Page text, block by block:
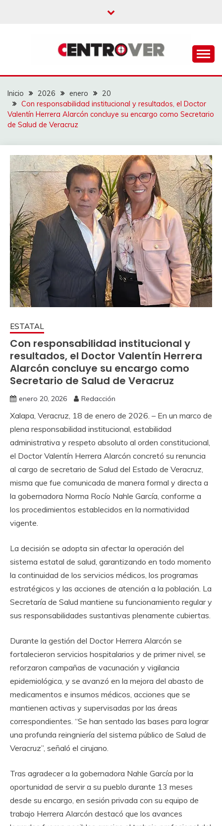
CENTROVER
NOTICIAS
Inicio 2026 enero
20
Con responsabilidad institucional y resultados, el Doctor
Valentín Herrera Alarcón concluye su encargo como Secretario
de Salud de Veracruz
ESTATAL
Con responsabilidad institucional y
resultados, el Doctor Valentín Herrera
Alarcón concluye su encargo como
Secretario de Salud de Veracruz
enero 20, 2026 Redacción
Xalapa, Veracruz, 18 de enero de 2026. – En un marco de
plena responsabilidad institucional, estabilidad
administrativa y respeto absoluto al orden constitucional,
el Doctor Valentín Herrera Alarcón concretó su renuncia
al cargo de secretario de Salud del Estado de Veracruz,
misma que fue comunicada de manera formal y directa a
la gobernadora Norma Rocío Nahle García, conforme a
los procedimientos establecidos en la normatividad
vigente.
La decisión se adopta sin afectar la operación del
sistema estatal de salud, garantizando en todo momento
la continuidad de los servicios médicos, los programas
estratégicos y las acciones de atención a la población. La
Secretaría de Salud mantiene su funcionamiento regular y
sus responsabilidades sustantivas plenamente cubiertas.
Durante la gestión del Doctor Herrera Alarcón se
fortalecieron servicios hospitalarios y de primer nivel, se
reforzaron campañas de vacunación y vigilancia
epidemiológica, y se avanzó en la mejora del abasto de
medicamentos e insumos médicos, acciones que se
mantienen activas y supervisadas por las áreas
correspondientes. “Se han sentado las bases para lograr
una profunda reingniería del sistema público de Salud de
Veracruz”, señaló el cirujano.
Tras agradecer a la gobernadora Nahle García por la
oportunidad de servir a su pueblo durante 13 meses
desde su encargo, en sesión privada con su equipo de
trabajo Herrera Alarcón destacó que los avances